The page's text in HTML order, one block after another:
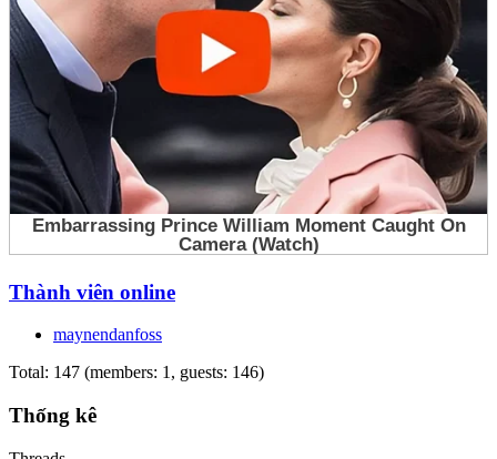
Thành viên online
maynendanfoss
Total: 147 (members: 1, guests: 146)
Thống kê